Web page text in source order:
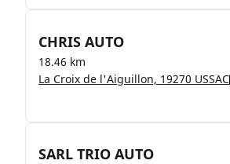
CHRIS AUTO
18.46 km
La Croix de l'Aiguillon, 19270 USSAC
SARL TRIO AUTO